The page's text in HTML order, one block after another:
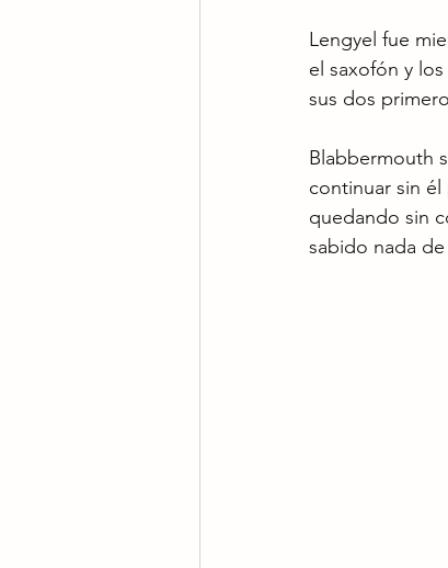
Lengyel fue
el saxofón y
sus dos
Blabbermouth
continuar sin
quedando sin
sabido nada